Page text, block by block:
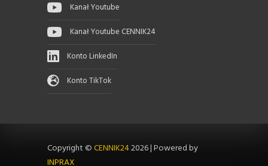
Kanał Youtube
Kanał Youtube CENNIK24
Konto LinkedIn
Konto TikTok
Copyright ©CENNIK242026|Powered by
INPRAX